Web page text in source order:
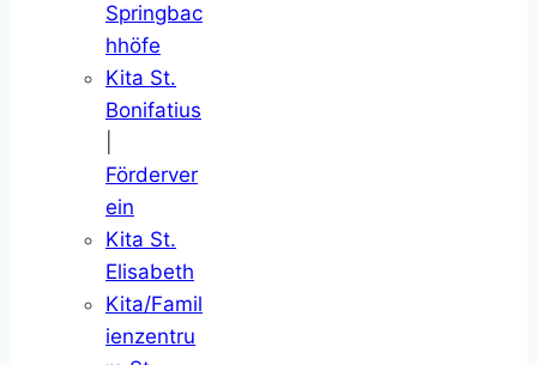
Springbac
hhöfe
Kita St.
Bonifatius
Förderver
ein
Kita St.
Elisabeth
Kita/Famil
ienzentru